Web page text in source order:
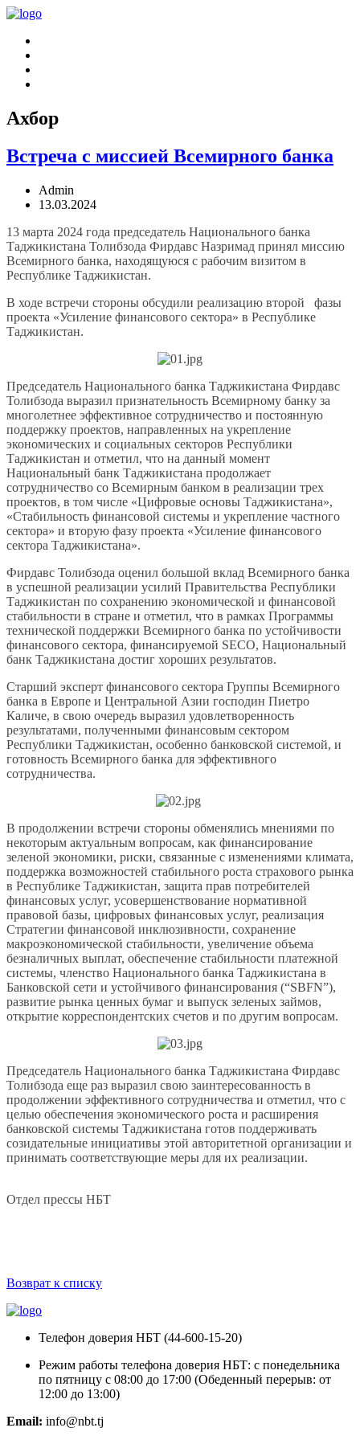
Ахбор
Встреча с миссией Всемирного банка
Admin
13.03.2024
13 марта 2024 года председатель Национального банка
Таджикистана Толибзода Фирдавс Назримад принял миссию
Всемирного банка, находящуюся с рабочим визитом в
Республике Таджикистан.
В ходе встречи стороны обсудили реализацию второй фазы
проекта «Усиление финансового сектора» в Республике
Таджикистан.
Председатель Национального банка Таджикистана Фирдавс
Толибзода выразил признательность Всемирному банку за
многолетнее эффективное сотрудничество и постоянную
поддержку проектов, направленных на укрепление
экономических и социальных секторов Республики
Таджикистан и отметил, что на данный момент
Национальный банк Таджикистана продолжает
сотрудничество со Всемирным банком в реализации трех
проектов, в том числе «Цифровые основы Таджикистана»,
«Стабильность финансовой системы и укрепление частного
сектора» и вторую фазу проекта «Усиление финансового
сектора Таджикистана».
Фирдавс Толибзода оценил большой вклад Всемирного банка
в успешной реализации усилий Правительства Республики
Таджикистан по сохранению экономической и финансовой
стабильности в стране и отметил, что в рамках Программы
технической поддержки Всемирного банка по устойчивости
финансового сектора, финансируемой SECO, Национальный
банк Таджикистана достиг хороших результатов.
Старший эксперт финансового сектора Группы Всемирного
банка в Европе и Центральной Азии господин Пиетро
Каличе, в свою очередь выразил удовлетворенность
результатами, полученными финансовым сектором
Республики Таджикистан, особенно банковской системой, и
готовность Всемирного банка для эффективного
сотрудничества.
В продолжении встречи стороны обменялись мнениями по
некоторым актуальным вопросам, как финансирование
зеленой экономики, риски, связанные с изменениями климата,
поддержка возможностей стабильного роста страхового рынка
в Республике Таджикистан, защита прав потребителей
финансовых услуг, усовершенствование нормативной
правовой базы, цифровых финансовых услуг, реализация
Стратегии финансовой инклюзивности, сохранение
макроэкономической стабильности, увеличение объема
безналичных выплат, обеспечение стабильности платежной
системы, членство Национального банка Таджикистана в
Банковской сети и устойчивого финансирования (“SBFN”),
развитие рынка ценных бумаг и выпуск зеленых займов,
открытие корреспондентских счетов и по другим вопросам.
Председатель Национального банка Таджикистана Фирдавс
Толибзода еще раз выразил свою заинтересованность в
продолжении эффективного сотрудничества и отметил, что с
целью обеспечения экономического роста и расширения
банковской системы Таджикистана готов поддерживать
созидательные инициативы этой авторитетной организации и
принимать соответствующие меры для их реализации.
Отдел прессы НБТ
Возврат к списку
Телефон доверия НБТ (44-600-15-20)
Режим работы телефона доверия НБТ: с понедельника
по пятницу с 08:00 до 17:00 (Обеденный перерыв: от
12:00 до 13:00)
Email: info@nbt.tj